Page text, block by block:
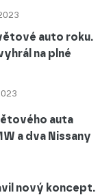
auto roku.
na plné
auta
a dva Nissany
nový koncept.